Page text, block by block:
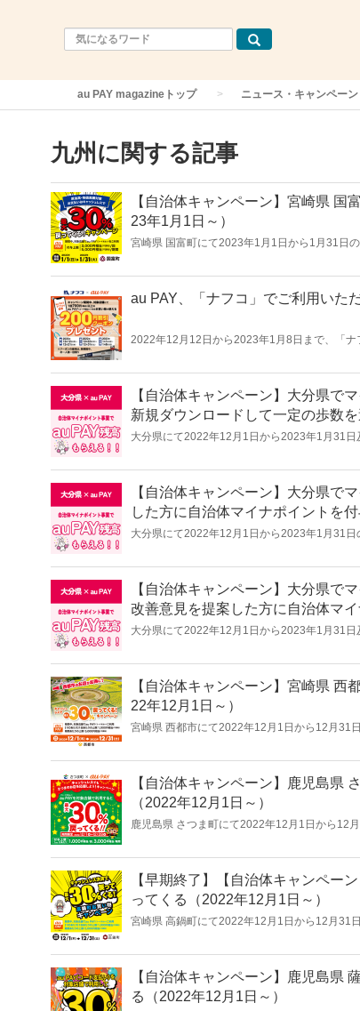
au PAY magazineトップ ニュース・キャンペーン
九州に関する記事
【自治体キャンペーン】宮崎県
23年1月1日～）
宮崎県 国富町にて2023年1月1日から1月31日
au PAY、「ナフコ」でご利用いた
2022年12月12日から2023年1月8日まで、「
【自治体キャンペーン】大分県で
新規ダウンロードして一定の歩数
大分県にて2022年12月1日から2023年1月31
た歩得」アプリを新規ダウンロードして7日
【自治体キャンペーン】大分県で
した方に自治体マイナポイントを
大分県にて2022年12月1日から2023年1月31
【自治体キャンペーン】大分県で
改善意見を提案した方に自治体マ
大分県にて2022年12月1日から2023年1月31
申請を行った後に改善意見を提案した方を対
【自治体キャンペーン】宮崎県
22年12月1日～）
宮崎県 西都市にて2022年12月1日から12月31
【自治体キャンペーン】鹿児島県
（2022年12月1日～）
鹿児島県 さつま町にて2022年12月1日から12
【早期終了】【自治体キャンペー
ってくる（2022年12月1日～）
宮崎県 高鍋町にて2022年12月1日から12月31
【自治体キャンペーン】鹿児島県
る（2022年12月1日～）